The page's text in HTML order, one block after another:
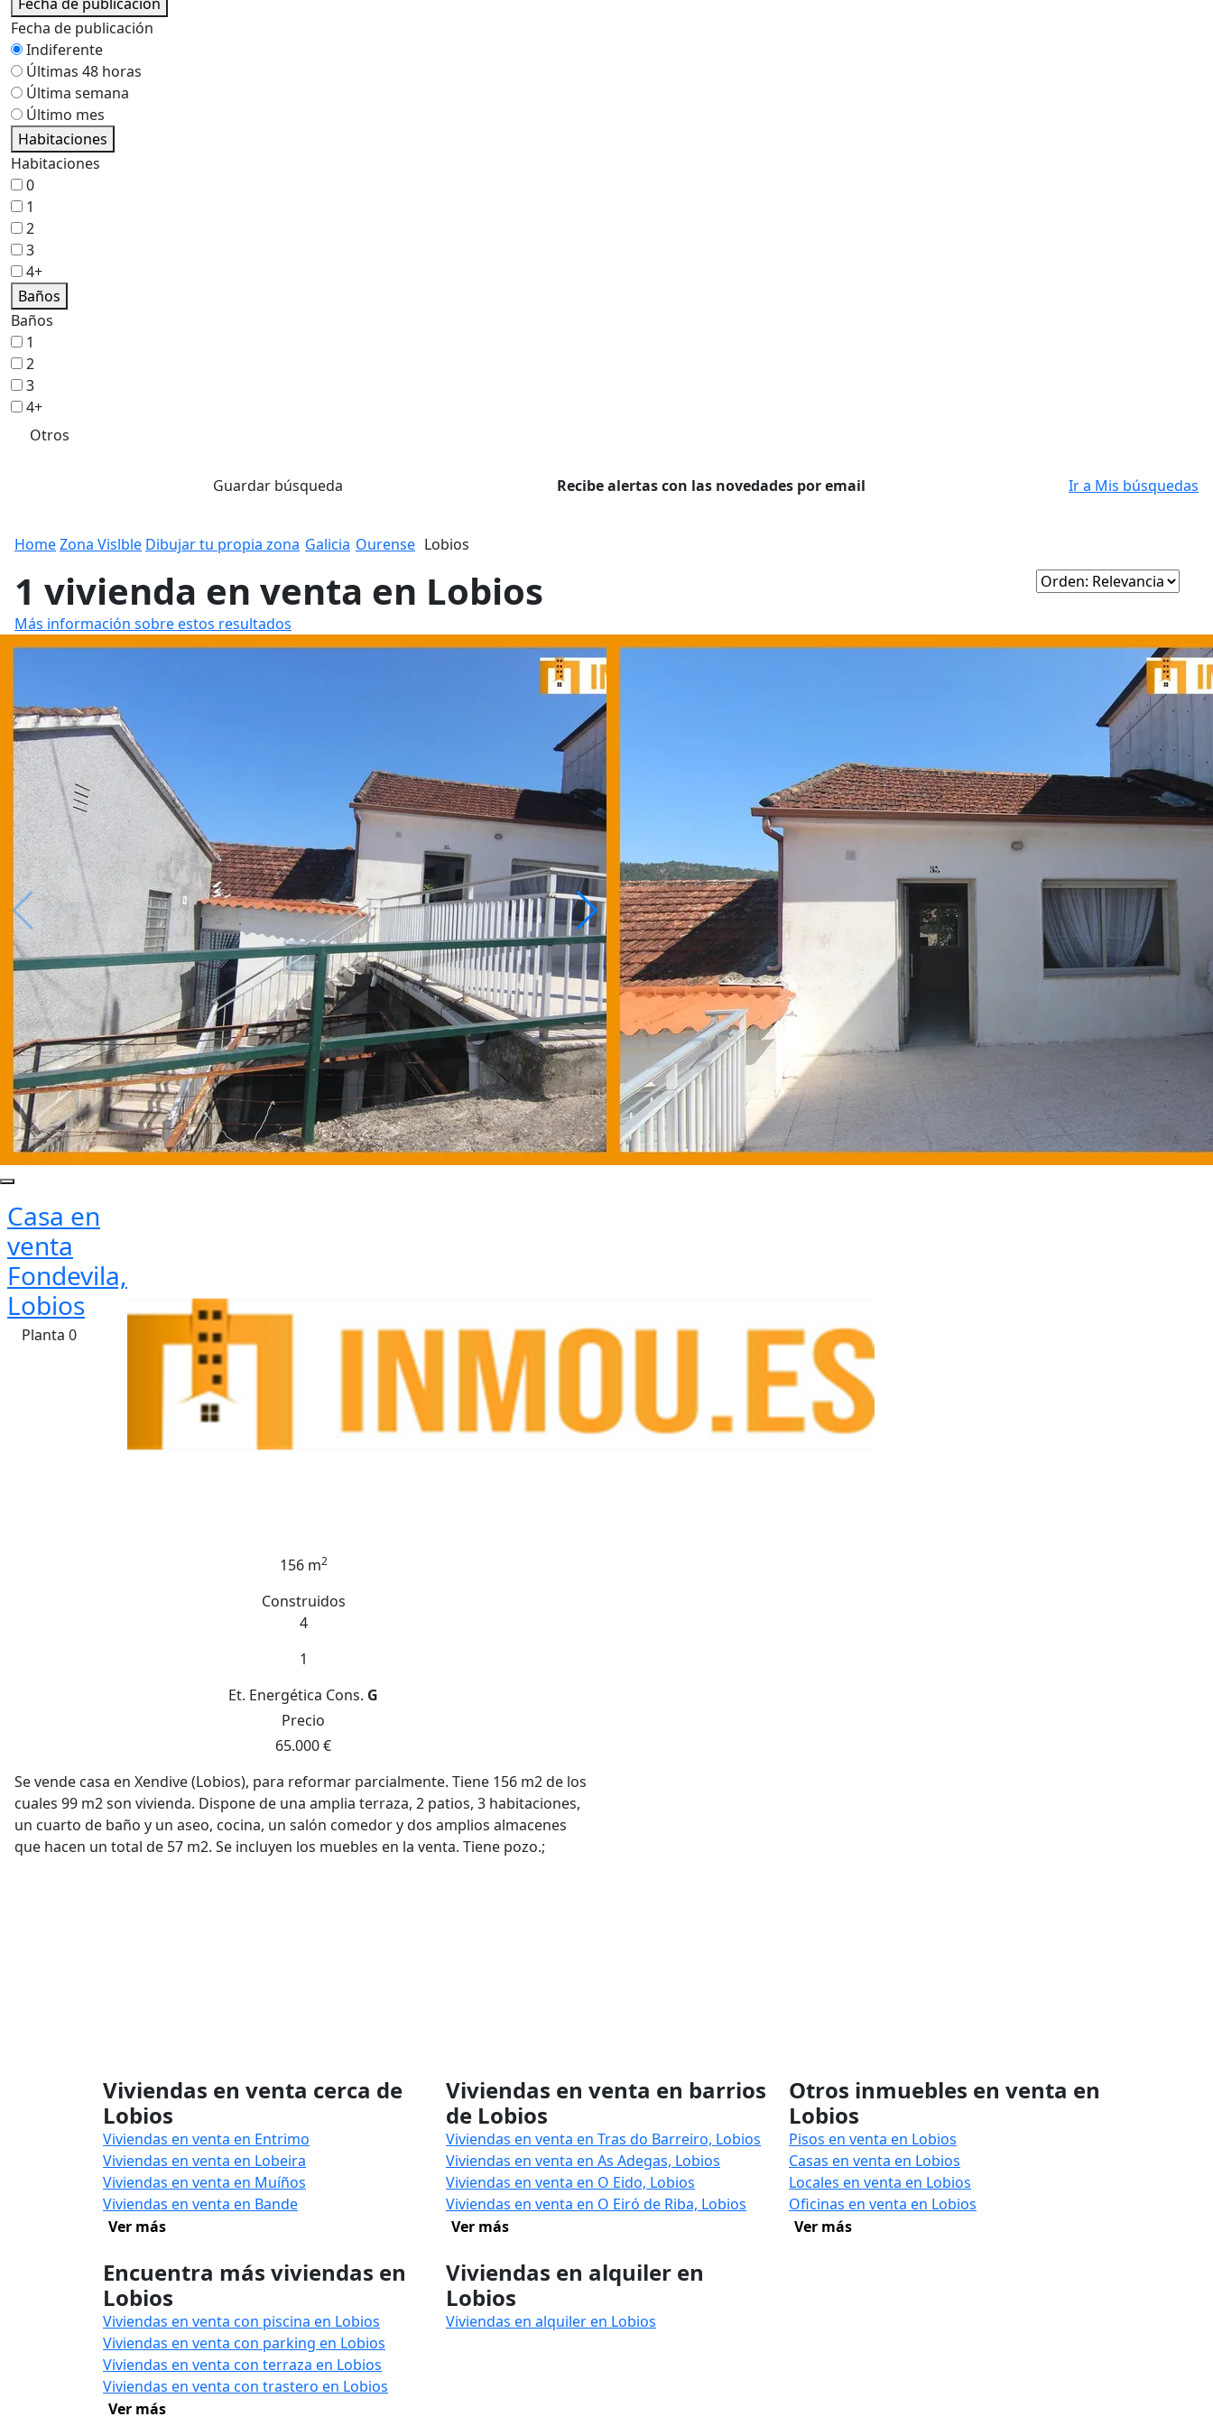
Fecha de publicación
Indiferente
Últimas 48 horas
Última semana
Último mes
Habitaciones
Habitaciones
0
1
2
3
4+
Baños
Baños
1
2
3
4+
Otros
Guardar búsqueda Recibe alertas con las novedades por email Ir a Mis búsquedas
HomeZona Vislble Dibujar tu propia zona Galicia Ourense Lobios
1 vivienda en venta en Lobios
Más información sobre estos resultados
Casa en
venta
Fondevila,
Lobios
Planta 0
156 m2
Construidos
4
1
Et. Energética Cons. G
Precio
65.000 €
Se vende casa en Xendive (Lobios), para reformar parcialmente. Tiene 156 m2 de los
cuales 99 m2 son vivienda. Dispone de una amplia terraza, 2 patios, 3 habitaciones,
un cuarto de baño y un aseo, cocina, un salón comedor y dos amplios almacenes
que hacen un total de 57 m2. Se incluyen los muebles en la venta. Tiene pozo.;
Viviendas en venta cerca de
Lobios
Viviendas en venta en Entrimo
Viviendas en venta en Lobeira
Viviendas en venta en Muíños
Viviendas en venta en Bande
Ver más
Viviendas en venta en barrios
de Lobios
Viviendas en venta en Tras do Barreiro, Lobios
Viviendas en venta en As Adegas, Lobios
Viviendas en venta en O Eido, Lobios
Viviendas en venta en O Eiró de Riba, Lobios
Ver más
Otros inmuebles en venta en
Lobios
Pisos en venta en Lobios
Casas en venta en Lobios
Locales en venta en Lobios
Oficinas en venta en Lobios
Ver más
Encuentra más viviendas en
Lobios
Viviendas en venta con piscina en Lobios
Viviendas en venta con parking en Lobios
Viviendas en venta con terraza en Lobios
Viviendas en venta con trastero en Lobios
Ver más
Viviendas en alquiler en
Lobios
Viviendas en alquiler en Lobios